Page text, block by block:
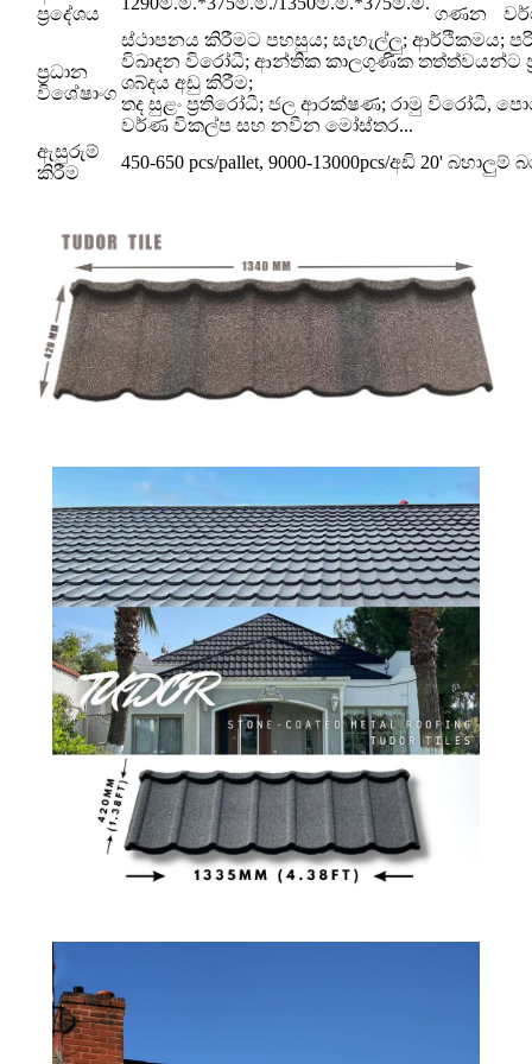
ප්‍රදේශය
ගණන
ප්‍රධාන
විශේෂාංග
ස්ථාපනය කිරීමට පහසුය; සැහැල්ලු; ආර්ථිකමය;
විඛාදන විරෝධී; ආන්තික කාලගුණික තත්ත්වයන්ට
ශබ්දය අඩු කිරීම;
තද සුළං ප්‍රතිරෝධී; ජල ආරක්ෂණ; රාමු විරෝධී,
වර්ණ විකල්ප සහ නවීන මෝස්තර...
ඇසුරුම්
කිරීම
450-650 pcs/pallet, 9000-13000pcs/අඩි 20' බහාලුම්